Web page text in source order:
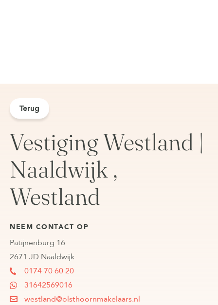
Terug
Vestiging Westland |
Naaldwijk ,
Westland
NEEM CONTACT OP
Patijnenburg 16
2671 JD Naaldwijk
0174 70 60 20
31642569016
westland@olsthoornmakelaars.nl